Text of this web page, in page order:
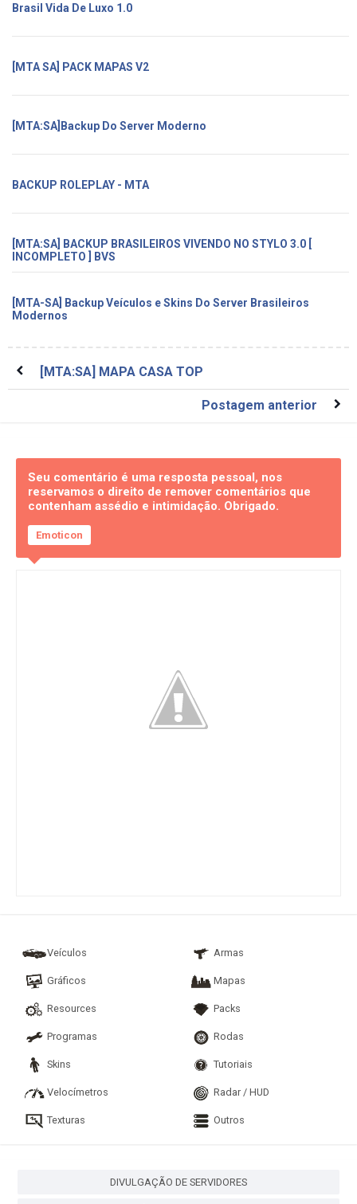
Brasil Vida De Luxo 1.0
[MTA SA] PACK MAPAS V2
[MTA:SA]Backup Do Server Moderno
BACKUP ROLEPLAY - MTA
[MTA:SA] BACKUP BRASILEIROS VIVENDO NO STYLO 3.0 [
INCOMPLETO ] BVS
[MTA-SA] Backup Veículos e Skins Do Server Brasileiros
Modernos
[MTA:SA] MAPA CASA TOP
Postagem anterior
Seu comentário é uma resposta pessoal, nos
reservamos o direito de remover comentários que
contenham assédio e intimidação. Obrigado.
Emoticon
Veículos Armas
Gráficos Mapas
Resources Packs
Programas Rodas
Skins Tutoriais
Velocímetros Radar / HUD
Texturas Outros
DIVULGAÇÃO DE SERVIDORES